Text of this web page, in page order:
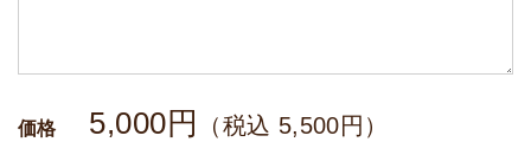
価格 5,000円 （税込 5,500円）